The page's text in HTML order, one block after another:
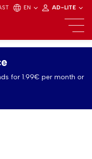
EN AD-LITE
for 1.99€ per month or